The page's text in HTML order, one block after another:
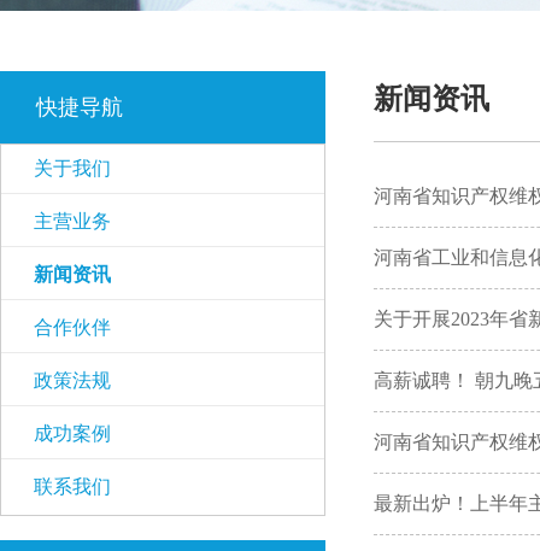
快捷导航
关于我们
主营业务
新闻资讯
合作伙伴
政策法规
成功案例
联系我们
新闻资讯
河南省知识产权维
河南省工业和信息
关于开展2023年省
高薪诚聘！ 朝九晚
河南省知识产权维
最新出炉！上半年